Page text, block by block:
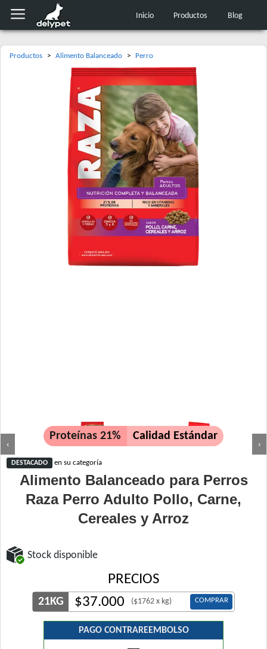
Inicio Productos Blog
Productos > Alimento Balanceado > Perro
‹ ›
Proteínas 21% Calidad Estándar
DESTACADO en su categoría
Alimento Balanceado para Perros
Raza Perro Adulto Pollo, Carne,
Cereales y Arroz
Stock disponible
PRECIOS
21KG $37.000 ($1762 x kg) COMPRAR
PAGO CONTRAREEMBOLSO